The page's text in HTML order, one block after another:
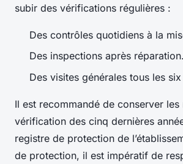
subir des vérifications régulières :
Des contrôles quotidiens à la
Des inspections après réparation.
Des visites générales tous les
Il est recommandé de conserver
vérification des cinq dernières
registre de protection de
de protection, il est impératif de